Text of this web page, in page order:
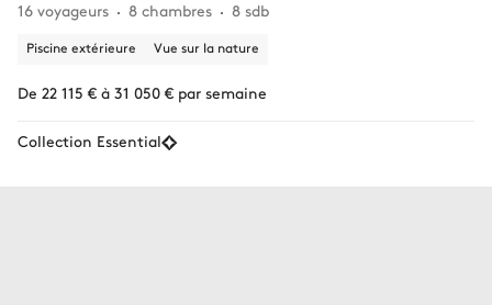
16 voyageurs
8 chambres 8 sdb
Piscine extérieure Vue sur la nature
De 22 115 € à 31 050 € par semaine
Collection Essential